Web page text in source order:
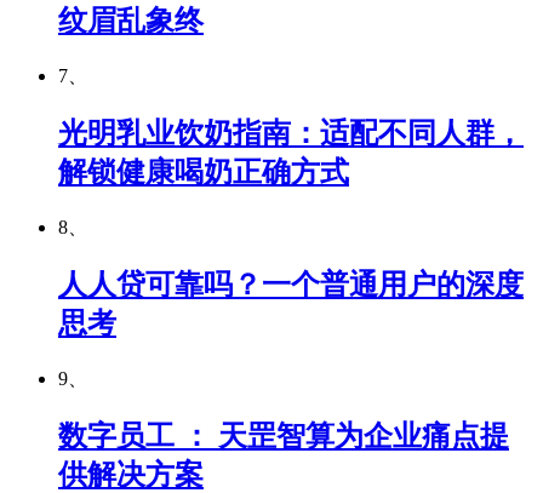
纹眉乱象终
7、
光明乳业饮奶指南：适配不同人群，
解锁健康喝奶正确方式
8、
人人贷可靠吗？一个普通用户的深度
思考
9、
数字员工 ： 天罡智算为企业痛点提
供解决方案